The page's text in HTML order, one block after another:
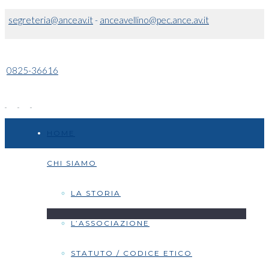
segreteria@anceav.it- anceavellino@pec.ance.av.it
0825-36616
CHI SIAMO
LA STORIA
L’ASSOCIAZIONE
STATUTO / CODICE ETICO